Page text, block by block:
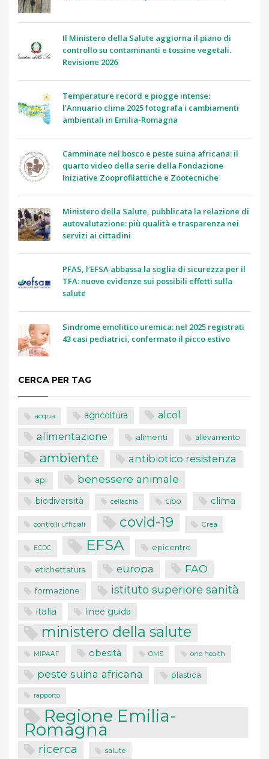
Il Ministero della Salute aggiorna il piano di
controllo su contaminanti e tossine vegetali.
Revisione 2026
Temperature record e piogge intense:
l’Annuario clima 2025 fotografa i cambiamenti
ambientali in Emilia-Romagna
Camminate nel bosco e peste suina africana: il
quarto video della serie della Fondazione
Iniziative Zooprofilattiche e Zootecniche
Ministero della Salute, pubblicata la relazione di
autovalutazione: più qualità e trasparenza nei
servizi ai cittadini
PFAS, l’EFSA abbassa la soglia di sicurezza per il
TFA: nuove evidenze sui possibili effetti sulla
salute
Sindrome emolitico uremica: nel 2025 registrati
43 casi pediatrici, confermato il picco estivo
CERCA PER TAG
acqua agricoltura alcol
alimentazione alimenti allevamento
ambiente antibiotico resistenza
api benessere animale
biodiversità celiachia cibo clima
controlli ufficiali covid-19 Crea
ECDC EFSA epicentro
etichettatura europa FAO
formazione istituto superiore sanità
italia linee guida
ministero della salute
MIPAAF obesità OMS one health
peste suina africana plastica
rapporto
Regione Emilia-
Romagna
ricerca salute